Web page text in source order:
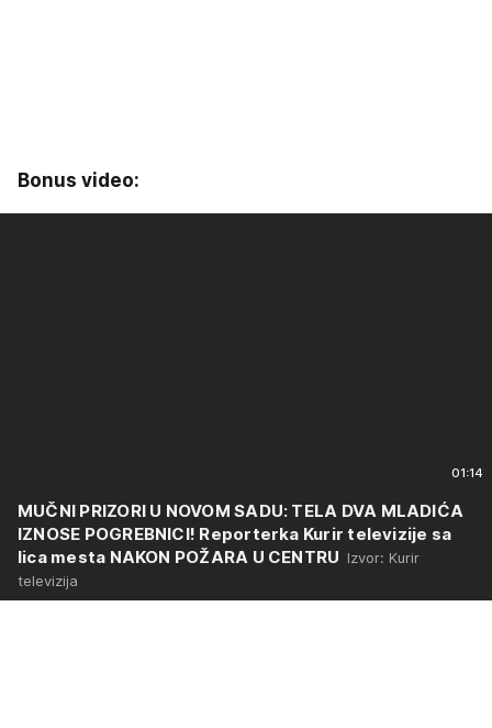
Bonus video:
01:14
MUČNI PRIZORI U NOVOM SADU: TELA DVA MLADIĆA
IZNOSE POGREBNICI! Reporterka Kurir televizije sa
lica mesta NAKON POŽARA U CENTRU Izvor: Kurir
televizija